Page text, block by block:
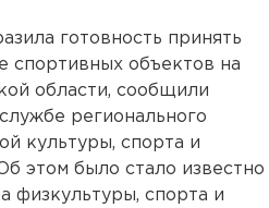
готовность принять
спортивных объектов на
области, сообщили
регионального
культуры, спорта и
этом было стало известно
физкультуры, спорта и